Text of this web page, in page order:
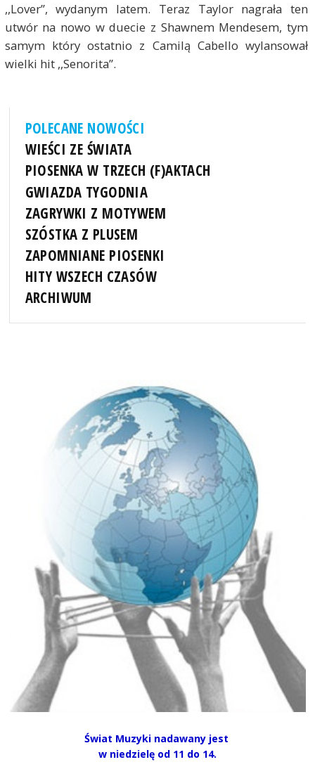
,,Lover”, wydanym latem. Teraz Taylor nagrała ten
utwór na nowo w duecie z Shawnem Mendesem, tym
samym który ostatnio z Camilą Cabello wylansował
wielki hit ,,Senorita”.
POLECANE NOWOŚCI
WIEŚCI ZE ŚWIATA
PIOSENKA W TRZECH (F)AKTACH
GWIAZDA TYGODNIA
ZAGRYWKI Z MOTYWEM
SZÓSTKA Z PLUSEM
ZAPOMNIANE PIOSENKI
HITY WSZECH CZASÓW
ARCHIWUM
Świat Muzyki nadawany jest
w niedzielę od 11 do 14.